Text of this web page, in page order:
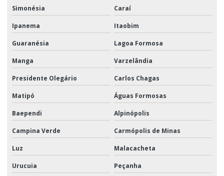
Simonésia Caraí
Ipanema Itaobim
Guaranésia Lagoa Formosa
Manga Varzelândia
Presidente Olegário Carlos Chagas
Matipó Águas Formosas
Baependi Alpinópolis
Campina Verde Carmópolis de Minas
Luz Malacacheta
Urucuia Peçanha